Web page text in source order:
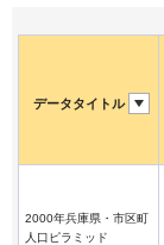
データタイトル
2000年兵庫県・市区町
人口ピラミッド